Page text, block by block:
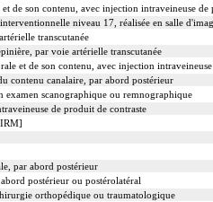
de son contenu, avec injection intraveineuse de
niveau 17, réalisée en salle
transcutanée
par voie artérielle transcutanée
et de son contenu, avec injection
contenu canalaire, par abord postérieur
scanographique ou remnographique
de produit de contraste
par abord postérieur
postérieur ou postérolatéral
orthopédique ou traumatologique